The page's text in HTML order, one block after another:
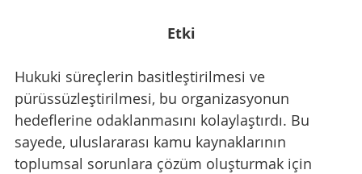
Etki
Hukuki süreçlerin basitleştirilmesi ve
pürüssüzleştirilmesi, bu organizasyonun
hedeflerine odaklanmasını kolaylaştırdı. Bu
sayede, uluslararası kamu kaynaklarının
toplumsal sorunlara çözüm oluşturmak için